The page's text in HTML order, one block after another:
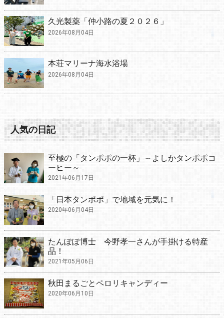
久光製薬「仲小路の夏２０２６」
2026年08月04日
本荘マリーナ海水浴場
2026年08月04日
人気の日記
至極の「タンポポの一杯」～よしかタンポポコ
ーヒー～
2021年06月17日
「日本タンポポ」で地域を元気に！
2020年06月04日
たんぽぽ博士 今野孝一さんが手掛ける特産
品！
2021年05月06日
秋田まるごとペロリキャンディー
2020年06月10日